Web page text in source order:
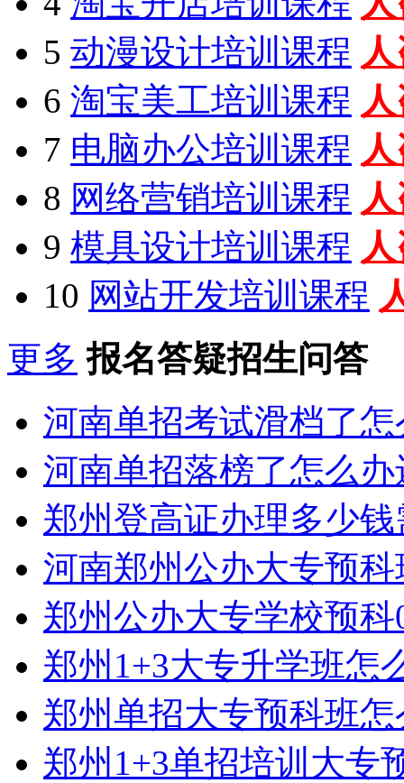
5 动漫设计培训课程
6 淘宝美工培训课程
7 电脑办公培训课程
8 网络营销培训课程
9 模具设计培训课程
10 网站开发培训课程
更多 报名答疑招生问答
河南单招考试滑档了
河南单招落榜了怎么
郑州登高证办理多少
河南郑州公办大专预
郑州公办大专学校预
郑州1+3大专升学班怎
郑州单招大专预科班
郑州1+3单招培训大专